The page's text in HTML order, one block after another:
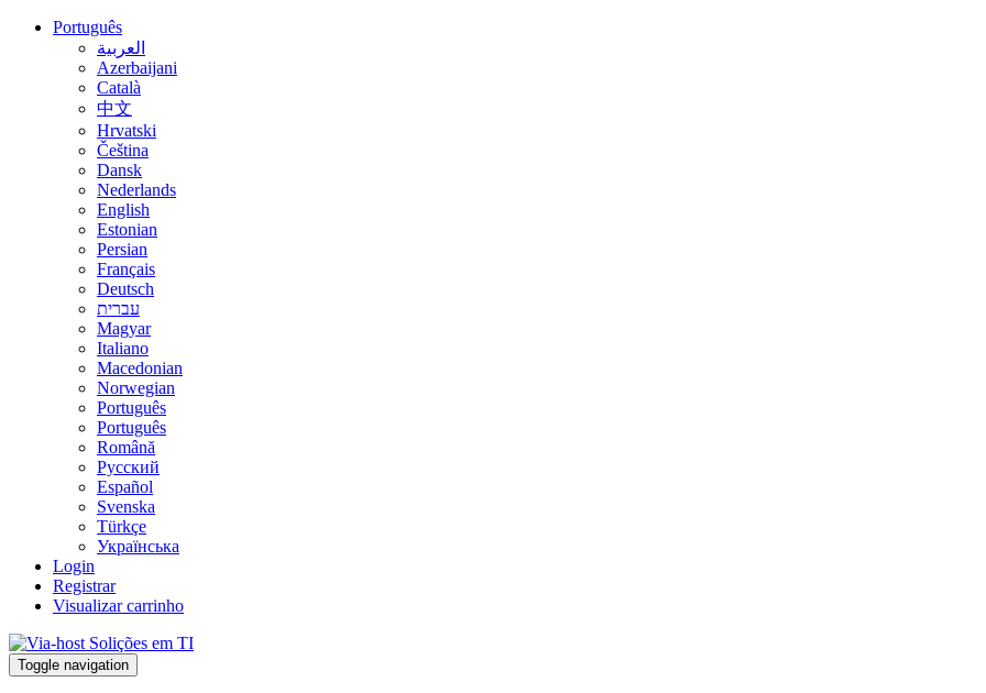
Português
العربية
Azerbaijani
Català
中文
Hrvatski
Čeština
Dansk
Nederlands
English
Estonian
Persian
Français
Deutsch
עברית
Magyar
Italiano
Macedonian
Norwegian
Português
Português
Română
Русский
Español
Svenska
Türkçe
Українська
Login
Registrar
Visualizar carrinho
Toggle navigation